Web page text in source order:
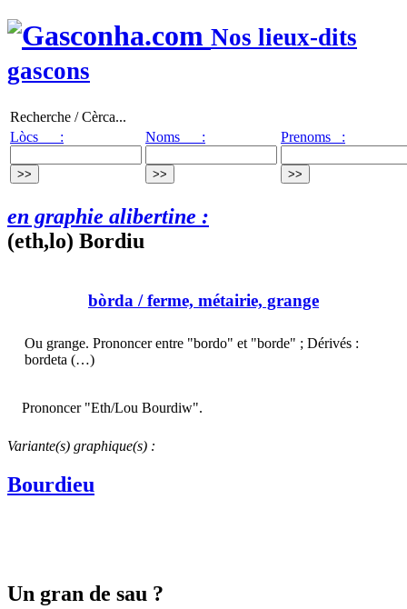
Nos lieux-dits
gascons
Recherche / Cèrca...
Lòcs :
Noms : Prenoms :
en graphie alibertine :
(eth,lo) Bordiu
bòrda / ferme, métairie, grange
Ou grange. Prononcer entre "bordo" et "borde" ; Dérivés :
bordeta (…)
Prononcer "Eth/Lou Bourdiw".
Variante(s) graphique(s) :
Bourdieu
Un gran de sau ?